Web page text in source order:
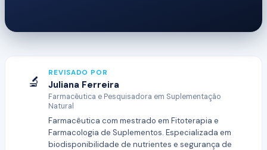
🔬
REVISADO POR
Juliana Ferreira
Farmacêutica e Pesquisadora em Suplementação
Natural
Farmacêutica com mestrado em Fitoterapia e
Farmacologia de Suplementos. Especializada em
biodisponibilidade de nutrientes e segurança de